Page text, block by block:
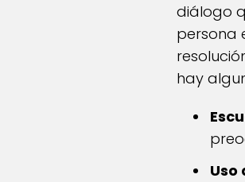
diálogo
persona
hay
Uso